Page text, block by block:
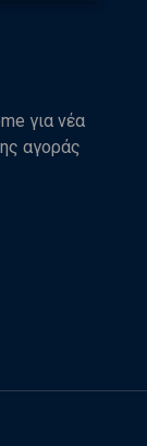
για νέα
αγοράς